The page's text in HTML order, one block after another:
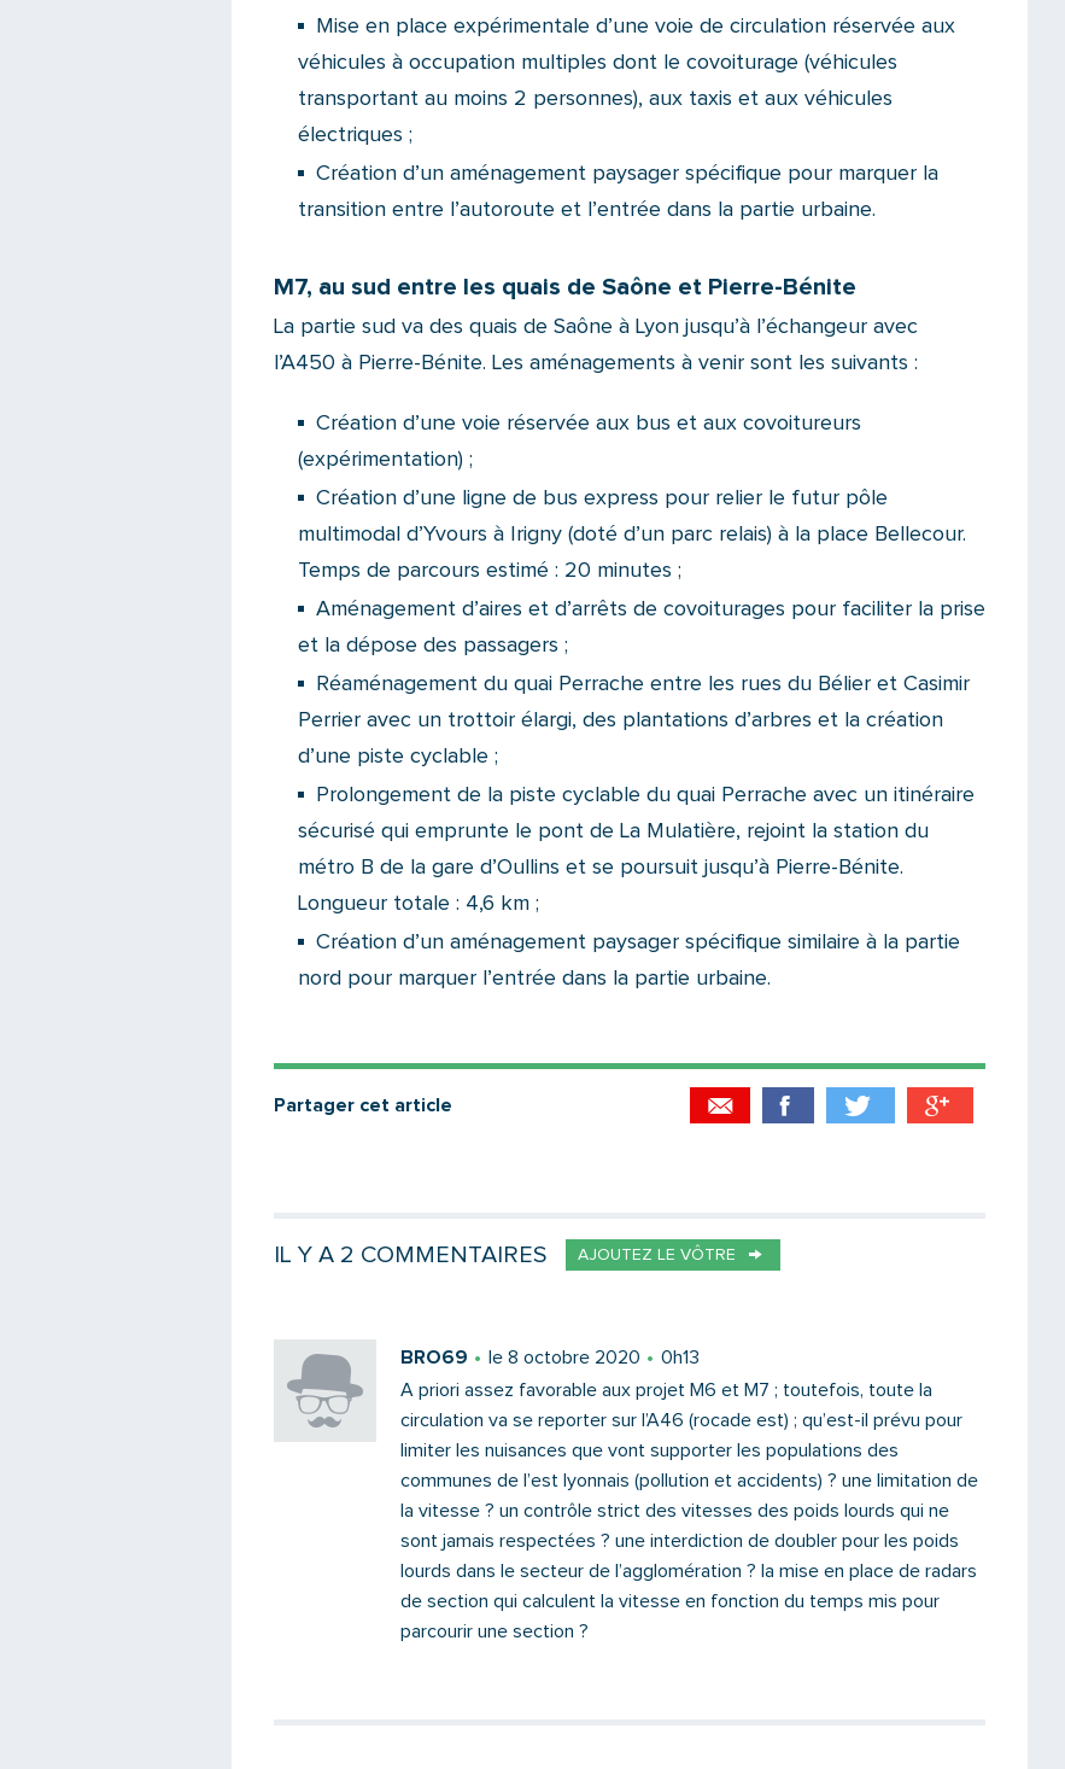
Mise en place expérimentale d’une voie de circulation réservée aux
véhicules à occupation multiples dont le covoiturage (véhicules
transportant au moins 2 personnes), aux taxis et aux véhicules
électriques ;
Création d’un aménagement paysager spécifique pour marquer la
transition entre l’autoroute et l’entrée dans la partie urbaine.
M7, au sud entre les quais de Saône et Pierre-Bénite
La partie sud va des quais de Saône à Lyon jusqu’à l’échangeur avec
l’A450 à Pierre-Bénite. Les aménagements à venir sont les suivants :
Création d’une voie réservée aux bus et aux covoitureurs
(expérimentation) ;
Création d’une ligne de bus express pour relier le futur pôle
multimodal d’Yvours à Irigny (doté d’un parc relais) à la place Bellecour.
Temps de parcours estimé : 20 minutes ;
Aménagement d’aires et d’arrêts de covoiturages pour faciliter la prise
et la dépose des passagers ;
Réaménagement du quai Perrache entre les rues du Bélier et Casimir
Perrier avec un trottoir élargi, des plantations d’arbres et la création
d’une piste cyclable ;
Prolongement de la piste cyclable du quai Perrache avec un itinéraire
sécurisé qui emprunte le pont de La Mulatière, rejoint la station du
métro B de la gare d’Oullins et se poursuit jusqu’à Pierre-Bénite.
Longueur totale : 4,6 km ;
Création d’un aménagement paysager spécifique similaire à la partie
nord pour marquer l’entrée dans la partie urbaine.
Partager cet article
Message
IL Y A 2 COMMENTAIRES AJOUTEZ LE VÔTRE
BRO69 le 8 octobre 2020
0h13
A priori assez favorable aux projet M6 et M7 ; toutefois, toute la
circulation va se reporter sur l’A46 (rocade est) ; qu’est-il prévu pour
limiter les nuisances que vont supporter les populations des
communes de l’est lyonnais (pollution et accidents) ? une limitation de
la vitesse ? un contrôle strict des vitesses des poids lourds qui ne
sont jamais respectées ? une interdiction de doubler pour les poids
lourds dans le secteur de l’agglomération ? la mise en place de radars
de section qui calculent la vitesse en fonction du temps mis pour
parcourir une section ?